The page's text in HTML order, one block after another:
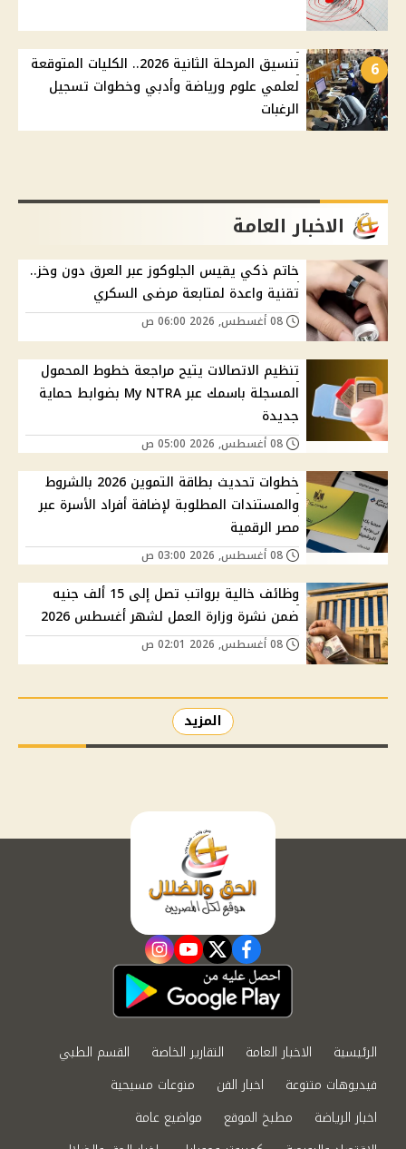
6
تنسيق المرحلة الثانية 2026.. الكليات المتوقعة
لعلمي علوم ورياضة وأدبي وخطوات تسجيل
الرغبات
الاخبار العامة
خاتم ذكي يقيس الجلوكوز عبر العرق دون وخز..
تقنية واعدة لمتابعة مرضى السكري
تنظيم الاتصالات يتيح مراجعة خطوط المحمول
المسجلة باسمك عبر My NTRA بضوابط حماية
جديدة
خطوات تحديث بطاقة التموين 2026 بالشروط
والمستندات المطلوبة لإضافة أفراد الأسرة عبر
مصر الرقمية
وظائف خالية برواتب تصل إلى 15 ألف جنيه
ضمن نشرة وزارة العمل لشهر أغسطس 2026
المزيد
facebook
twitter
youtube
instagram
الرئيسية الاخبار العامة التقارير الخاصة
القسم الطبي
فيديوهات متنوعة
اخبار الفن
منوعات مسيحية
اخبار الرياضة
مطبخ الموقع
مواضيع عامة